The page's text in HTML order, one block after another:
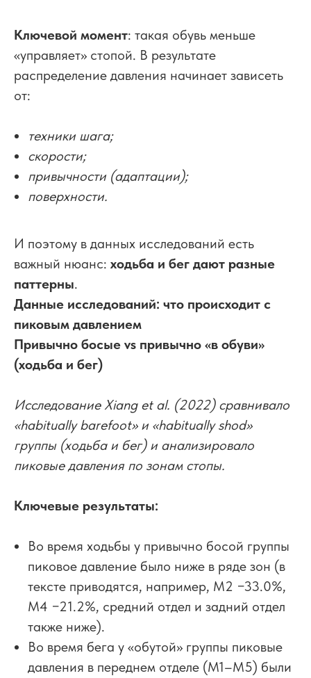
Ключевой момент: такая обувь меньше
«управляет» стопой. В результате
распределение давления начинает зависеть
от:
техники шага;
скорости;
привычности (адаптации);
поверхности.
И поэтому в данных исследований есть
важный нюанс: ходьба и бег дают разные
паттерны.
Данные исследований: что происходит с
пиковым давлением
Привычно босые vs привычно «в обуви»
(ходьба и бег)
Исследование Xiang et al. (2022) сравнивало
«habitually barefoot» и «habitually shod»
группы (ходьба и бег) и анализировало
пиковые давления по зонам стопы.
Ключевые результаты:
Во время ходьбы у привычно босой группы
пиковое давление было ниже в ряде зон (в
тексте приводятся, например, M2 −33.0%,
M4 −21.2%, средний отдел и задний отдел
также ниже).
Во время бега у «обутой» группы пиковые
давления в переднем отделе (M1–M5) были